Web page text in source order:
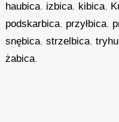
haubica, izbica, kibica,
podskarbica, przyłbica,
snębica,strzelbica,
żabica,